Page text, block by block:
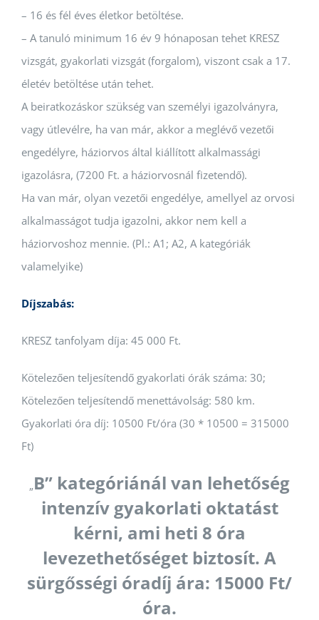
– 16 és fél éves életkor betöltése.
– A tanuló minimum 16 év 9 hónaposan tehet KRESZ
vizsgát, gyakorlati vizsgát (forgalom), viszont csak a 17.
életév betöltése után tehet.
A beiratkozáskor szükség van személyi igazolványra,
vagy útlevélre, ha van már, akkor a meglévő vezetői
engedélyre, háziorvos által kiállított alkalmassági
igazolásra, (7200 Ft. a háziorvosnál fizetendő).
Ha van már, olyan vezetői engedélye, amellyel az orvosi
alkalmasságot tudja igazolni, akkor nem kell a
háziorvoshoz mennie. (Pl.: A1; A2, A kategóriák
valamelyike)
Díjszabás:
KRESZ tanfolyam díja: 45 000 Ft.
Kötelezően teljesítendő gyakorlati órák száma: 30;
Kötelezően teljesítendő menettávolság: 580 km.
Gyakorlati óra díj: 10500 Ft/óra (30 * 10500 = 315000
Ft)
„B” kategóriánál van lehetőség
intenzív gyakorlati oktatást
kérni, ami heti 8 óra
levezethetőséget biztosít. A
sürgősségi óradíj ára: 15000 Ft/
óra.